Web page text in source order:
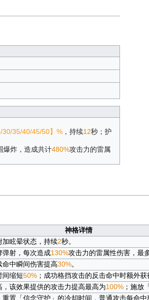
30/35/40/45/50】%，持续12秒；护
爆炸，造成共计480%攻击力的雷属
神格详情
加眩晕状态，持续2秒。
弹射，每次造成130%攻击力的雷属性伤害，最
命中瞬间伤害提高30%。
间缩短50%；成功格挡攻击的反击命中时额外获
该效果提供的攻击力提高最高为100%；施放
重置「信念守护」的冷却时间，普通攻击每命中